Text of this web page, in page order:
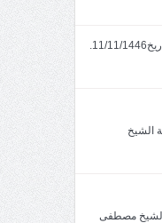
خطبة الجمعة: ميلاد باب الجنان .بتاريخ11/11/1446.
11/1446 سماحة الشيخ
10/1446 سماحةالشيخ مصطفى